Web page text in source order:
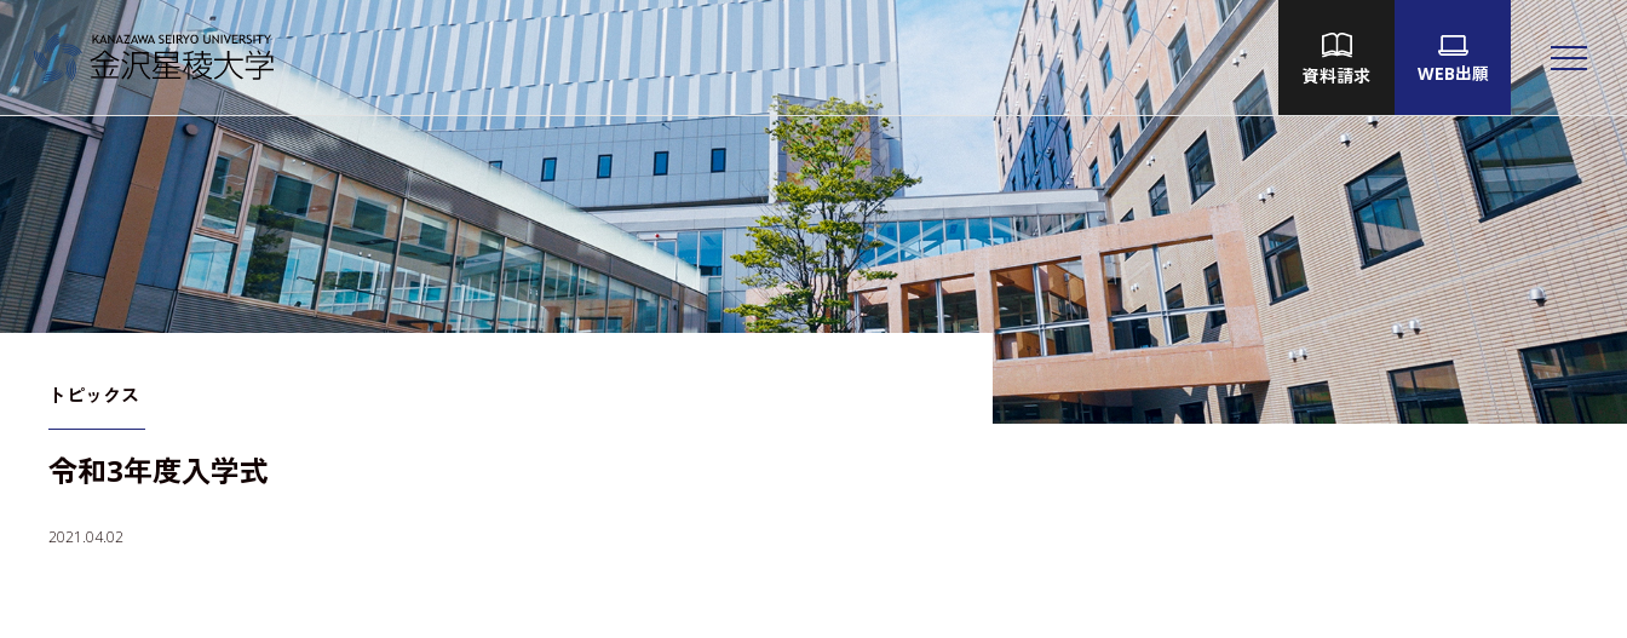
金沢星稜大学 女子短期大学部 大学院
Language
大学案内
教育／学部・大学院
産学地域連携・研究
資料請求 WEB出願
トピックス
令和3年度入学式
2021.04.02